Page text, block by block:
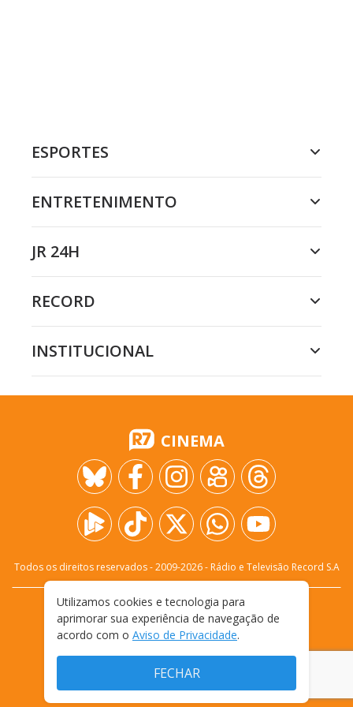
ESPORTES
ENTRETENIMENTO
JR 24H
RECORD
INSTITUCIONAL
CINEMA
Todos os direitos reservados - 2009-2026- Rádio e Televisão Record S.A
FALE CONOSCO
PRIVACIDADE
TERMOS E CONDIÇÕES DE USO
Utilizamos cookies e tecnologia para
aprimorar sua experiência de navegação de
acordo com o Aviso de Privacidade.
FECHAR